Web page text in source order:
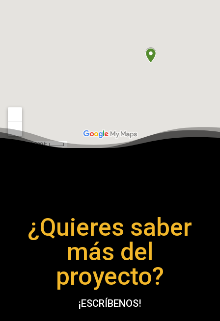
¿Quieres saber
más del
proyecto?
¡ESCRÍBENOS!